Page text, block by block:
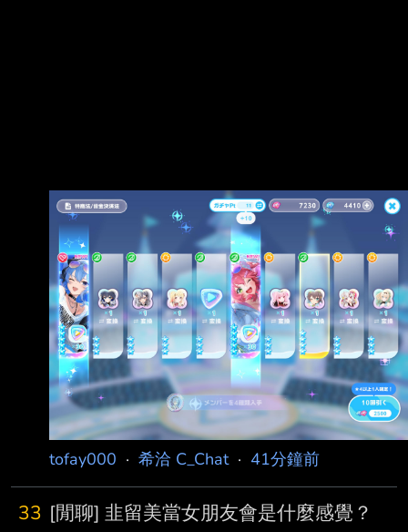
tofay000 · 希洽 C_Chat· 41分鐘前
33 [閒聊] 韭留美當女朋友會是什麼感覺？